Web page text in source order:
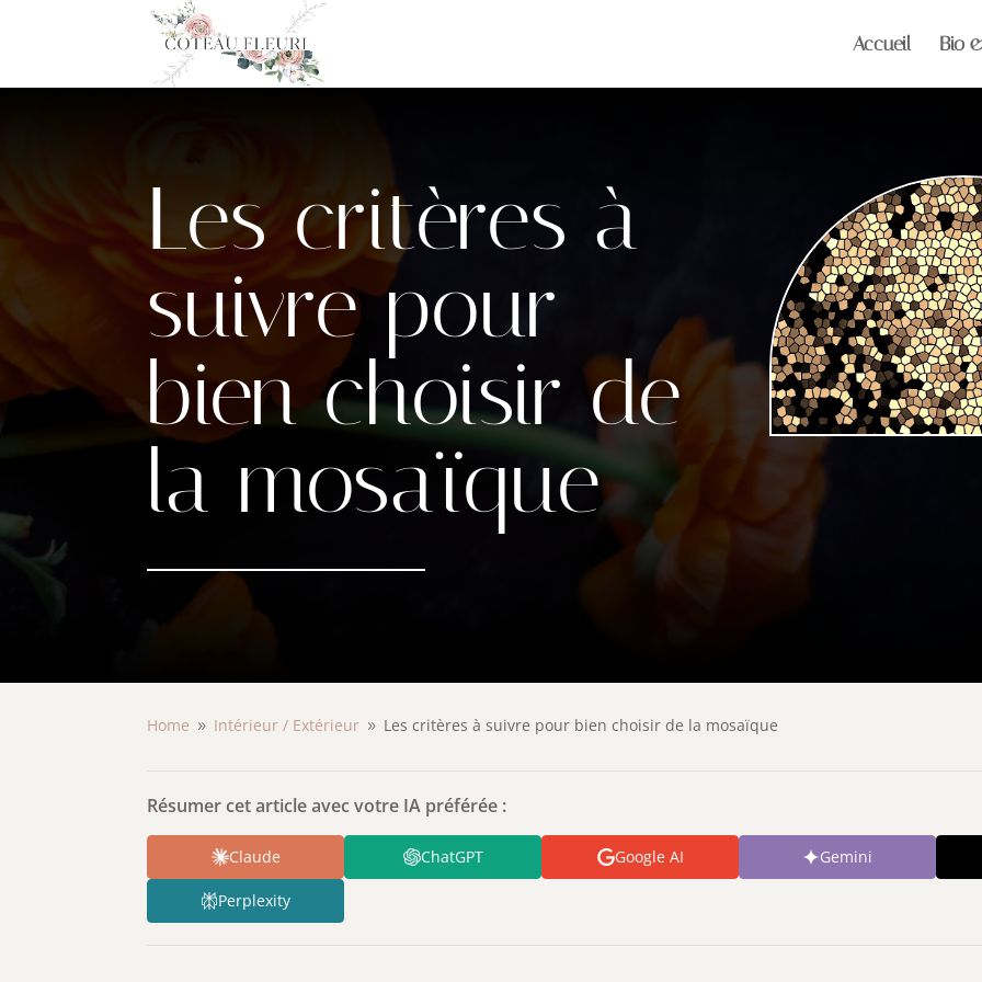
Accueil Bio
Les critères à
suivre pour
bien choisir de
la mosaïque
Home 9 Intérieur / Extérieur 9 Les critères à suivre pour bien choisir de la mosaïque
Résumer cet article avec votre IA préférée :
Claude ChatGPT Google AI Gemini
Perplexity